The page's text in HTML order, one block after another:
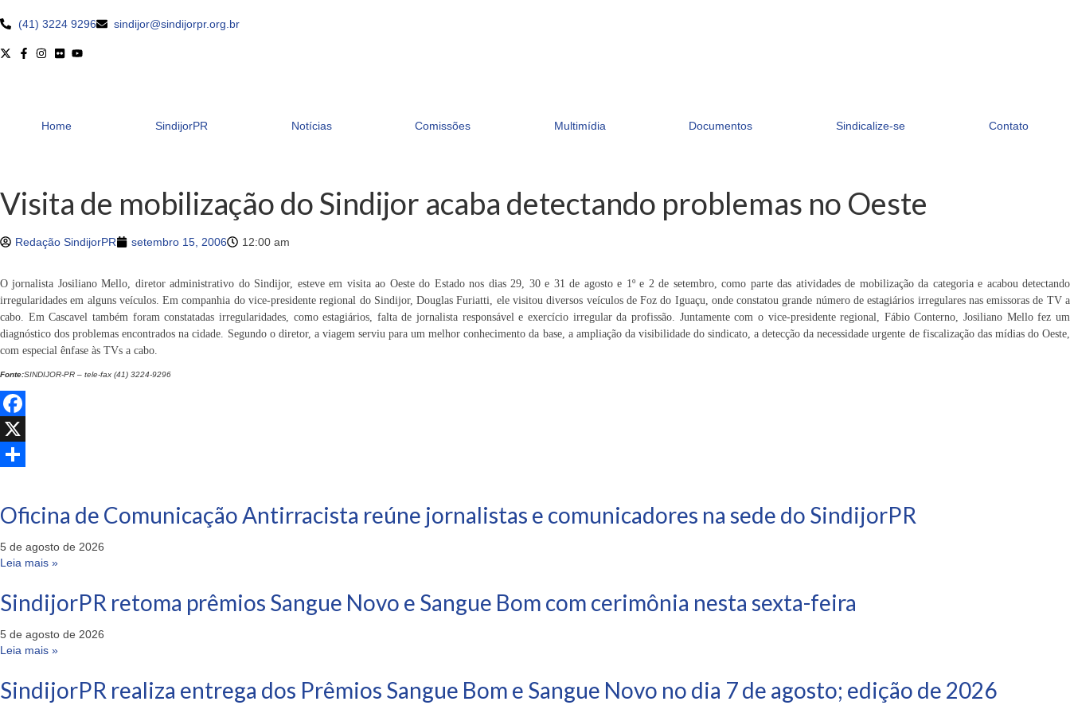
(41) 3224 9296 sindijor@sindijorpr.org.br
Home SindijorPR Notícias Comissões Multimídia Documentos Sindicalize-se Contato
Visita de mobilização do Sindijor acaba detectando problemas no Oeste
Redação SindijorPR setembro 15, 2006 12:00 am
O jornalista Josiliano Mello, diretor administrativo do Sindijor, esteve em visita ao Oeste do Estado nos dias 29, 30 e 31 de agosto e 1º e 2 de setembro, como parte das atividades de mobilização da categoria e acabou detectando
irregularidades em alguns veículos. Em companhia do vice-presidente regional do Sindijor, Douglas Furiatti, ele visitou diversos veículos de Foz do Iguaçu, onde constatou grande número de estagiários irregulares nas emissoras de TV a
cabo. Em Cascavel também foram constatadas irregularidades, como estagiários, falta de jornalista responsável e exercício irregular da profissão. Juntamente com o vice-presidente regional, Fábio Conterno, Josiliano Mello fez um
diagnóstico dos problemas encontrados na cidade. Segundo o diretor, a viagem serviu para um melhor conhecimento da base, a ampliação da visibilidade do sindicato, a detecção da necessidade urgente de fiscalização das mídias do Oeste,
com especial ênfase às TVs a cabo.
Fonte:SINDIJOR-PR – tele-fax (41) 3224-9296
Facebook
X
Oficina de Comunicação Antirracista reúne jornalistas e comunicadores na sede do SindijorPR
5 de agosto de 2026
Leia mais »
SindijorPR retoma prêmios Sangue Novo e Sangue Bom com cerimônia nesta sexta-feira
5 de agosto de 2026
Leia mais »
SindijorPR realiza entrega dos Prêmios Sangue Bom e Sangue Novo no dia 7 de agosto; edição de 2026